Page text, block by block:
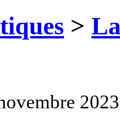
>